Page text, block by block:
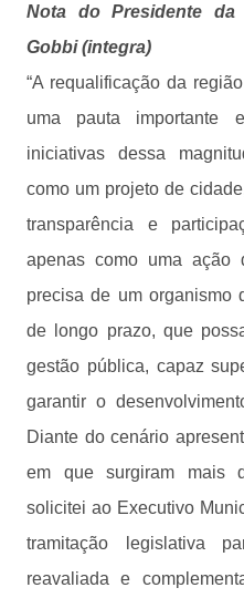
Nota do Presidente da
Gobbi (integra)
“A requalificação da
uma pauta importante
iniciativas dessa
como um projeto de
transparência e
apenas como uma ação
precisa de um organismo
de longo prazo, que
gestão pública, capaz
garantir o
Diante do cenário
em que surgiram mais
solicitei ao Executivo
tramitação legislativa
reavaliada e